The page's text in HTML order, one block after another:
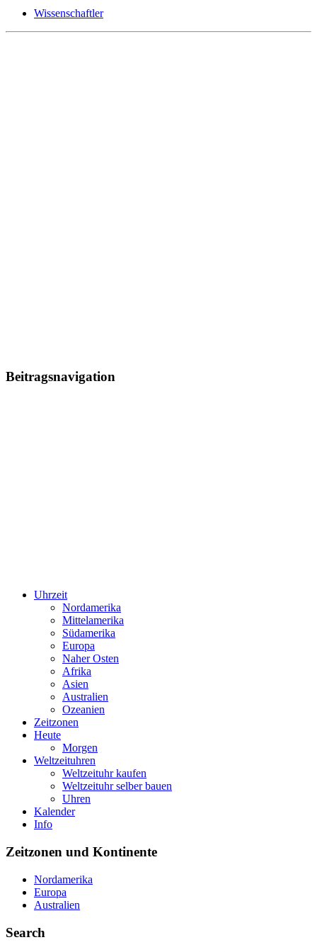
Wissenschaftler
Beitragsnavigation
Uhrzeit
Nordamerika
Mittelamerika
Südamerika
Europa
Naher Osten
Afrika
Asien
Australien
Ozeanien
Zeitzonen
Heute
Morgen
Weltzeituhren
Weltzeituhr kaufen
Weltzeituhr selber bauen
Uhren
Kalender
Info
Zeitzonen und Kontinente
Nordamerika
Europa
Australien
Search